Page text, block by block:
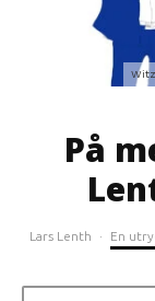
På
Lars Lenth · En